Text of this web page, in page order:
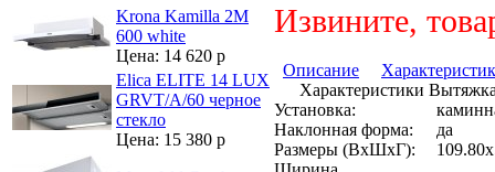
Krona Kamilla 2M
600 white
Цена: 14 620 р
Elica ELITE 14 LUX
GRVT/A/60 черное
стекло
Цена: 15 380 р
Извините,
Описание
Характеристики
Установка:
Наклонная форма:
да
Размеры (ВхШхГ):